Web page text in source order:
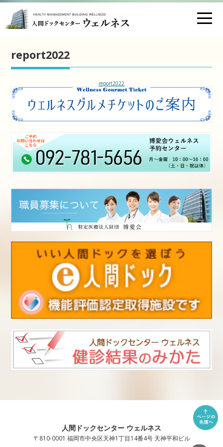
お問い合わせ
医療法人財団 博愛会
report2022
report2022
人間ドックセンター ウェルネス
〒810-0001 福岡市中央区天神1丁目14番4号 天神平和ビル